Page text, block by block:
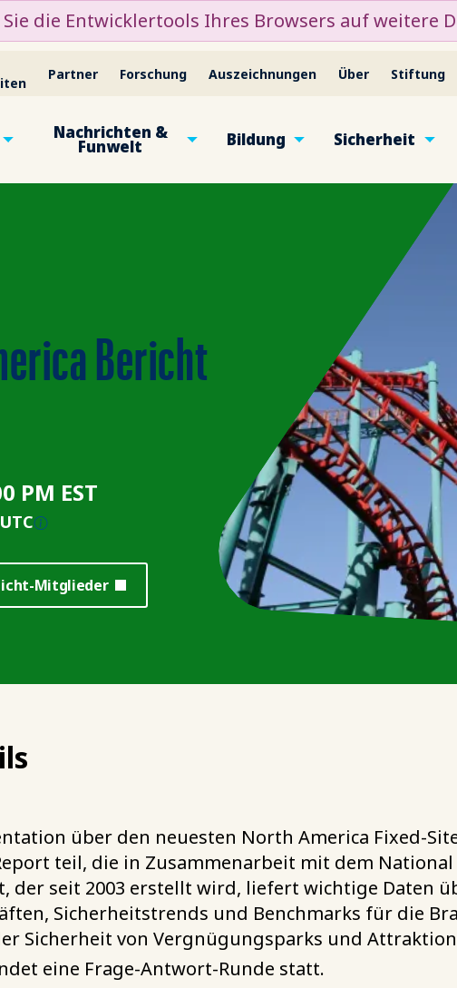
die Entwicklertools Ihres Browsers auf weitere
Partner Forschung Auszeichnungen Über Stiftung
Nachrichten &
Funwelt Bildung Sicherheit
Bericht
PM EST
Mitglieder
über den neuesten North America Fixed-
teil, die in Zusammenarbeit mit dem National
der seit 2003 erstellt wird, liefert wichtige Daten
Sicherheitstrends und Benchmarks für die
Sicherheit von Vergnügungsparks und
eine Frage-Antwort-Runde statt.